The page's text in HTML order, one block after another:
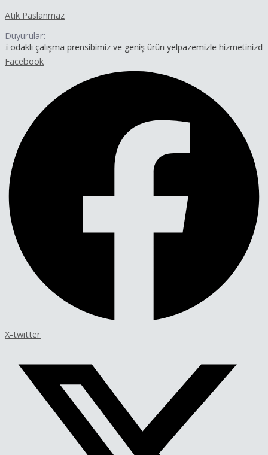
atla
Atik Paslanmaz
Duyurular:
prensibimiz ve geniş ürün yelpazemizle hizmetinizdeyiz.
Facebook
X-twitter
dolaşımı